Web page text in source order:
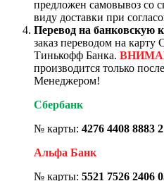
предложен самовывоз со
виду доставки при
Перевод на банковскую
заказ переводом на
Тинькофф Банка.
производится только
Менеджером!
Сбербанк
№ карты: 4276 4408 8883
Альфа Банк
№ карты: 5521 7526 2406